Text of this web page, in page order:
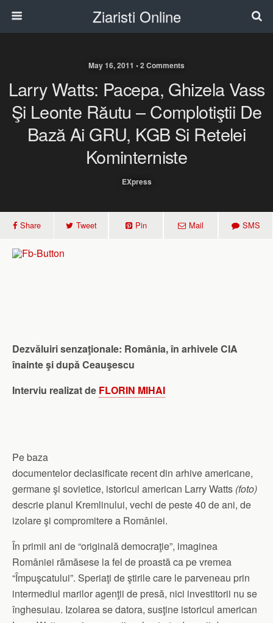
Ziaristi Online
May 16, 2011 • 2 Comments
Larry Watts: Pacepa, Ghizela Vass
Şi Leonte Răutu – Complotiştii De
Bază Ai GRU, KGB Si Retelei
Kominterniste
EXpress
Share Tweet Pin Mail SMS
Dezvăluiri senzaţionale: România, în arhivele CIA
înainte şi după Ceauşescu
Interviu realizat de FLORIN MIHAI
Pe baza
documentelor declasificate recent din arhive americane,
germane şi sovietice, istoricul american Larry Watts (foto)
descrie planul Kremlinului, vechi de peste 40 de ani, de
izolare şi compromitere a României.
În primii ani de “originală democraţie”, imaginea
României rămăsese la fel de proastă ca pe vremea
“Împuşcatului”. Speriaţi de ştirile care le parveneau prin
intermediul marilor agenţii de presă, nici investitorii nu se
înghesuiau. Izolarea se datora, susţine istoricul american